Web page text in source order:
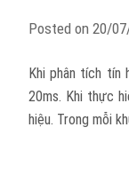
Posted on20/
Khi phân tích tín
20ms. Khi thực
hiệu. Trong mỗi